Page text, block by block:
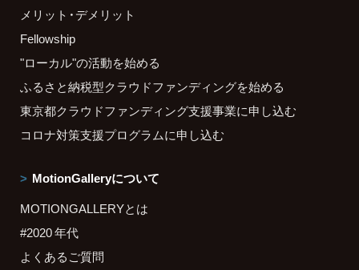
メリット・デメリット
Fellowship
"ローカル"の活動を始める
ふるさと納税型クラウドファンディングを始める
東京都クラウドファンディング支援事業に申し込む
コロナ対策支援プログラムに申し込む
MotionGalleryについて
MOTIONGALLERYとは
#2020 年代
よくあるご質問